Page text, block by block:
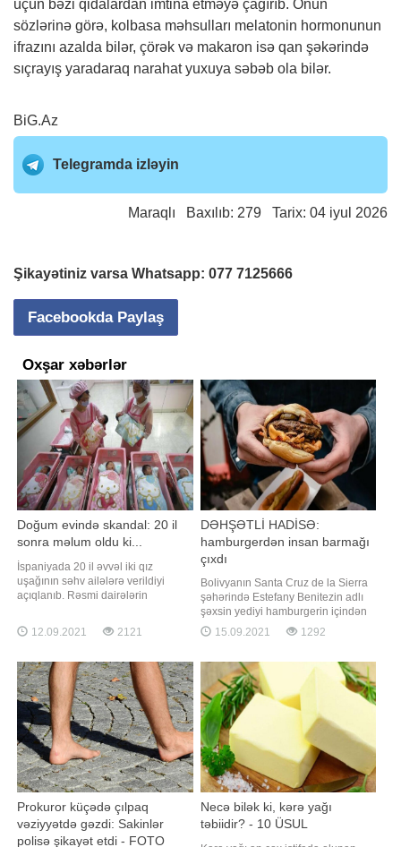
üçün bəzi qidalardan imtina etməyə çağırıb. Onun
sözlərinə görə, kolbasa məhsulları melatonin hormonunun
ifrazını azalda bilər, çörək və makaron isə qan şəkərində
sıçrayış yaradaraq narahat yuxuya səbəb ola bilər.
BiG.Az
Telegramda izləyin
Maraqlı Baxılıb: 279 Tarix: 04 iyul 2026
Şikayətiniz varsa Whatsapp: 077 7125666
Facebookda Paylaş
Oxşar xəbərlər
Doğum evində skandal: 20 il
sonra məlum oldu ki...
İspaniyada 20 il əvvəl iki qız
uşağının səhv ailələrə verildiyi
açıqlanıb. Rəsmi dairələrin
bölgəsində baş verib. Açıqlamaya
görə, hadisə tibb işçilərinin
Bildirilir ki, uşaqlar 5 saat fərqlə
dünyaya gəlib. Onlar zəif olduğu
üçün xüsus
12.09.2021 2121
DƏHŞƏTLİ HADİSƏ:
hamburgerdən insan barmağı
çıxdı
Bolivyanın Santa Cruz de la Sierra
şəhərində Estefany Benitezin adlı
şəxsin yediyi hamburgerin içindən
insan barmağı çıxıb. Bildirilib ki, o,
dərhal istehsalçıya şikayət edib.
maraqlanmayıb. Hadisə ilə bağlı
öncə "Facebook"da, sonra
beynəlxalq mətbuata açıqlayan
gənc başın
15.09.2021 1292
Prokuror küçədə çılpaq
vəziyyətdə gəzdi: Sakinlər
polisə şikayət etdi - FOTO
Necə bilək ki, kərə yağı
təbiidir? - 10 ÜSUL